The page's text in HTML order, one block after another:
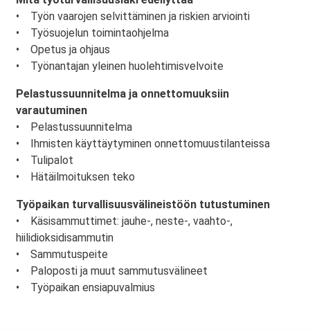
• Työn vaarojen selvittäminen ja riskien arviointi
• Työsuojelun toimintaohjelma
• Opetus ja ohjaus
• Työnantajan yleinen huolehtimisvelvoite
Pelastussuunnitelma ja onnettomuuksiin
varautuminen
• Pelastussuunnitelma
• Ihmisten käyttäytyminen onnettomuustilanteissa
• Tulipalot
• Hätäilmoituksen teko
Työpaikan turvallisuusvälineistöön tutustuminen
• Käsisammuttimet: jauhe-, neste-, vaahto-,
hiilidioksidisammutin
• Sammutuspeite
• Paloposti ja muut sammutusvälineet
• Työpaikan ensiapuvalmius